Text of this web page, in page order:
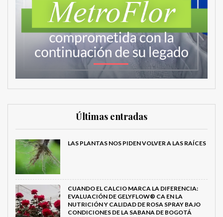
Últimas entradas
LAS PLANTAS NOS PIDEN VOLVER A LAS RAÍCES
CUANDO EL CALCIO MARCA LA DIFERENCIA:
EVALUACIÓN DE GELYFLOW® CA EN LA
NUTRICIÓN Y CALIDAD DE ROSA SPRAY BAJO
CONDICIONES DE LA SABANA DE BOGOTÁ